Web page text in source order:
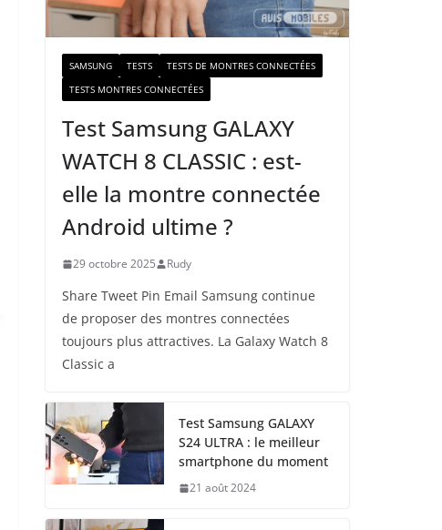
a
i
SAMSUNG TESTS
TESTS DE MONTRES CONNECTÉES
TESTS MONTRES CONNECTÉES
Test Samsung GALAXY
WATCH 8 CLASSIC : est-
elle la montre connectée
Android ultime ?
29 octobre 2025 Rudy
Share Tweet Pin Email Samsung continue
de proposer des montres connectées
toujours plus attractives. La Galaxy Watch 8
Classic a
Test Samsung GALAXY
S24 ULTRA : le meilleur
smartphone du moment
21 août 2024